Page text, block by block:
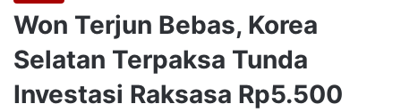
Won Terjun Bebas, Korea
Selatan Terpaksa Tunda
Investasi Raksasa Rp5.500